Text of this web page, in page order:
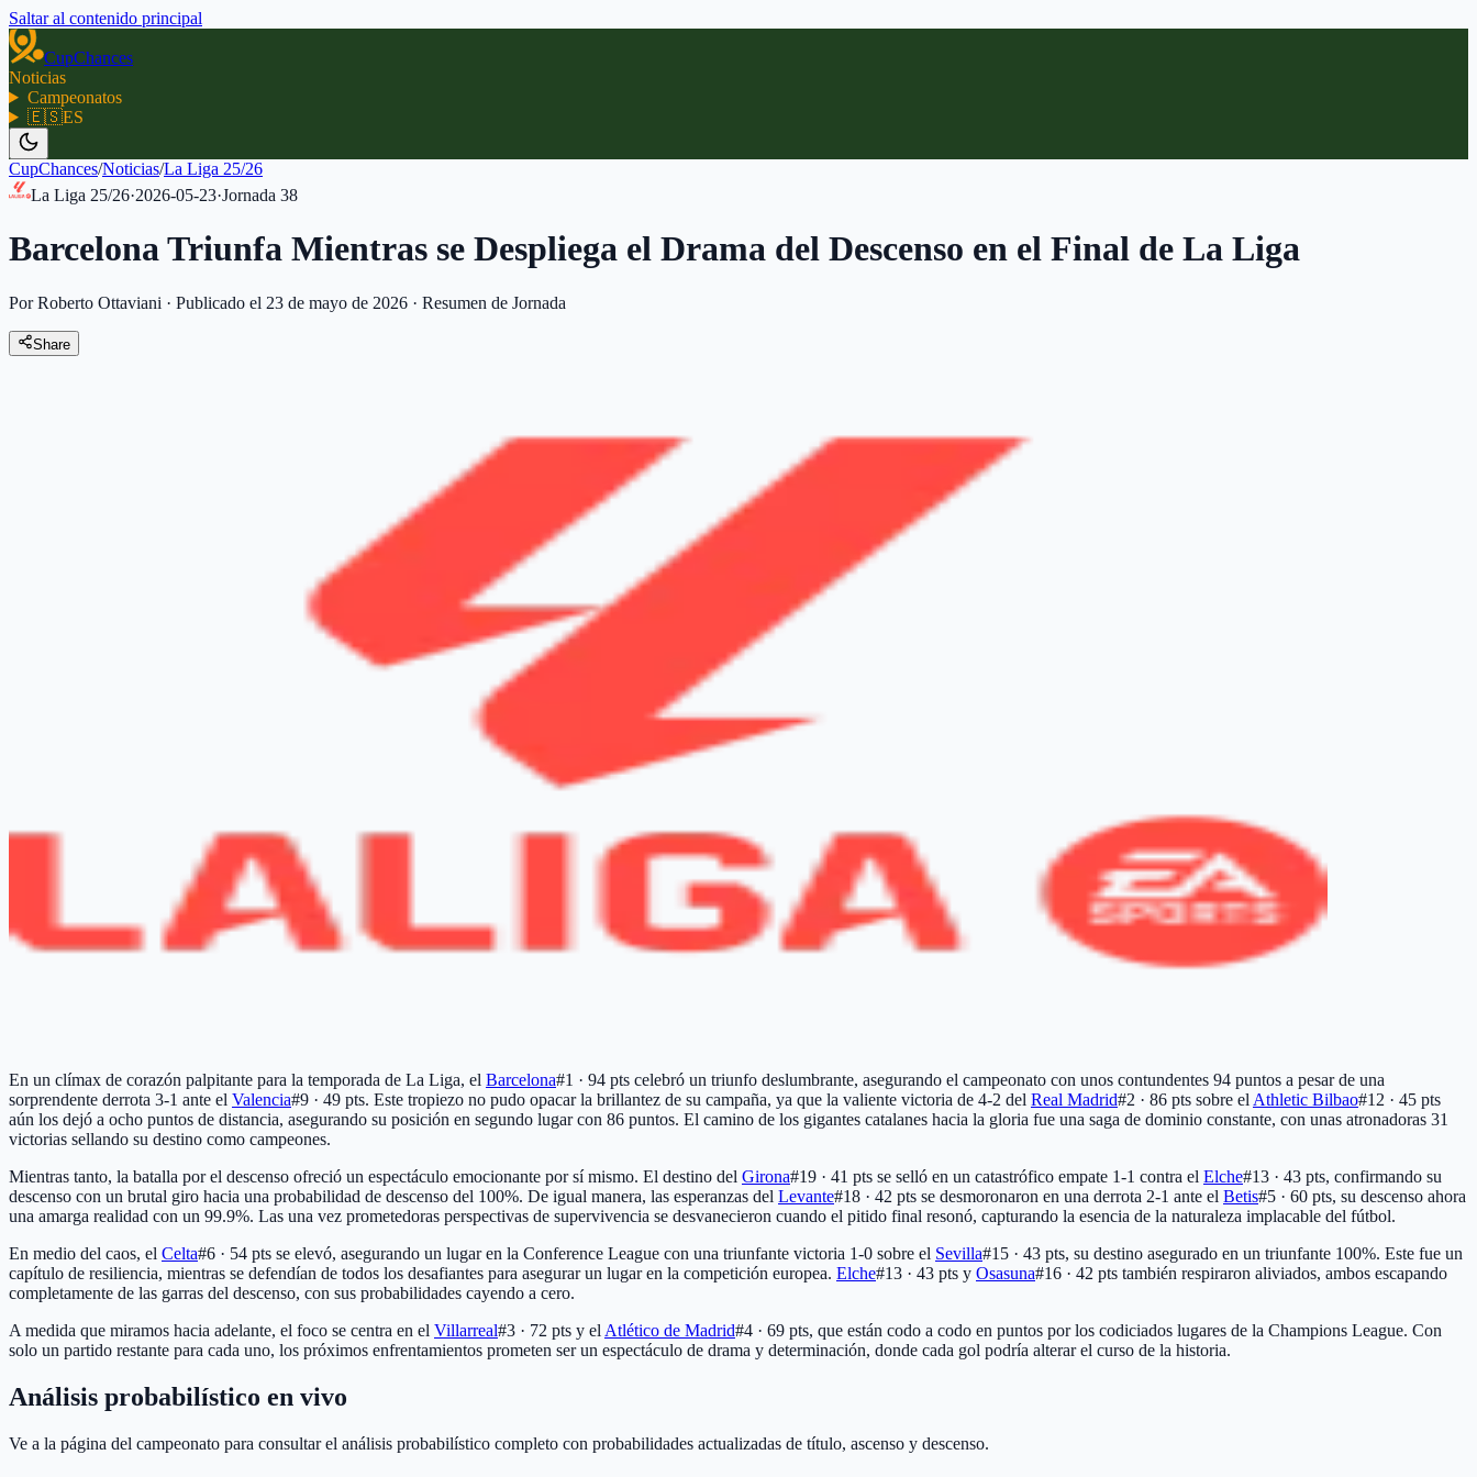
Saltar al contenido principal
CupChances
Noticias
Campeonatos
🇪🇸ES
CupChances/Noticias/La Liga 25/26
La Liga 25/26·2026-05-23·Jornada 38
Barcelona Triunfa Mientras se Despliega el Drama del Descenso en el Final de La Liga
Por Roberto Ottaviani · Publicado el 23 de mayo de 2026 · Resumen de Jornada
Share
En un clímax de corazón palpitante para la temporada de La Liga, el Barcelona#1 · 94 pts celebró un triunfo deslumbrante, asegurando el campeonato con unos contundentes 94 puntos a pesar de una
sorprendente derrota 3-1 ante el Valencia#9 · 49 pts. Este tropiezo no pudo opacar la brillantez de su campaña, ya que la valiente victoria de 4-2 del Real Madrid#2 · 86 pts sobre el Athletic Bilbao#12 · 45 pts
aún los dejó a ocho puntos de distancia, asegurando su posición en segundo lugar con 86 puntos. El camino de los gigantes catalanes hacia la gloria fue una saga de dominio constante, con unas atronadoras 31
victorias sellando su destino como campeones.
Mientras tanto, la batalla por el descenso ofreció un espectáculo emocionante por sí mismo. El destino del Girona#19 · 41 pts se selló en un catastrófico empate 1-1 contra el Elche#13 · 43 pts, confirmando su
descenso con un brutal giro hacia una probabilidad de descenso del 100%. De igual manera, las esperanzas del Levante#18 · 42 pts se desmoronaron en una derrota 2-1 ante el Betis#5 · 60 pts, su descenso ahora
una amarga realidad con un 99.9%. Las una vez prometedoras perspectivas de supervivencia se desvanecieron cuando el pitido final resonó, capturando la esencia de la naturaleza implacable del fútbol.
En medio del caos, el Celta#6 · 54 pts se elevó, asegurando un lugar en la Conference League con una triunfante victoria 1-0 sobre el Sevilla#15 · 43 pts, su destino asegurado en un triunfante 100%. Este fue un
capítulo de resiliencia, mientras se defendían de todos los desafiantes para asegurar un lugar en la competición europea. Elche#13 · 43 pts y Osasuna#16 · 42 pts también respiraron aliviados, ambos escapando
completamente de las garras del descenso, con sus probabilidades cayendo a cero.
A medida que miramos hacia adelante, el foco se centra en el Villarreal#3 · 72 pts y el Atlético de Madrid#4 · 69 pts, que están codo a codo en puntos por los codiciados lugares de la Champions League. Con
solo un partido restante para cada uno, los próximos enfrentamientos prometen ser un espectáculo de drama y determinación, donde cada gol podría alterar el curso de la historia.
Análisis probabilístico en vivo
Ve a la página del campeonato para consultar el análisis probabilístico completo con probabilidades actualizadas de título, ascenso y descenso.